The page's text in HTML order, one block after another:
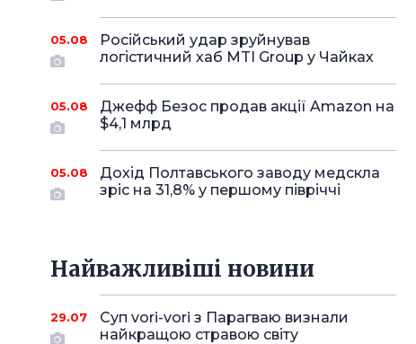
05.08
Російський удар зруйнував
логістичний хаб MTI Group у Чайках
05.08
Джефф Безос продав акції Amazon на
$4,1 млрд
05.08
Дохід Полтавського заводу медскла
зріс на 31,8% у першому півріччі
Найважливіші новини
29.07
Суп vori-vori з Парагваю визнали
найкращою стравою світу